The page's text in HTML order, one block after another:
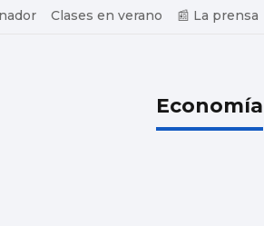
Clases en verano 📰 La prensa
Economía